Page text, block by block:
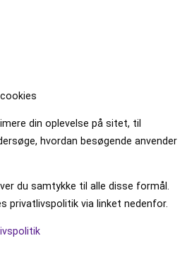
din oplevelse på sitet, til
hvordan besøgende anvender
du samtykke til alle disse formål.
privatlivspolitik via linket nedenfor.